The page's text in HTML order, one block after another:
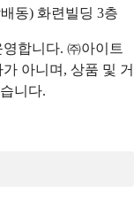
동) 화련빌딩 3층
합니다. ㈜아이트
아니며, 상품 및 거
니다.